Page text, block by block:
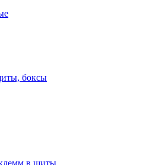
боксы
в щиты